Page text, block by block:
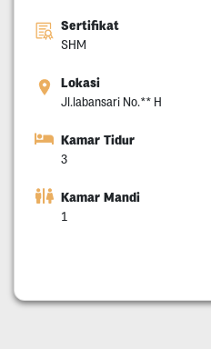
Sertifikat
SHM
Lokasi
Jl.labansari No.** H
Kamar Tidur
3
Kamar Mandi
1